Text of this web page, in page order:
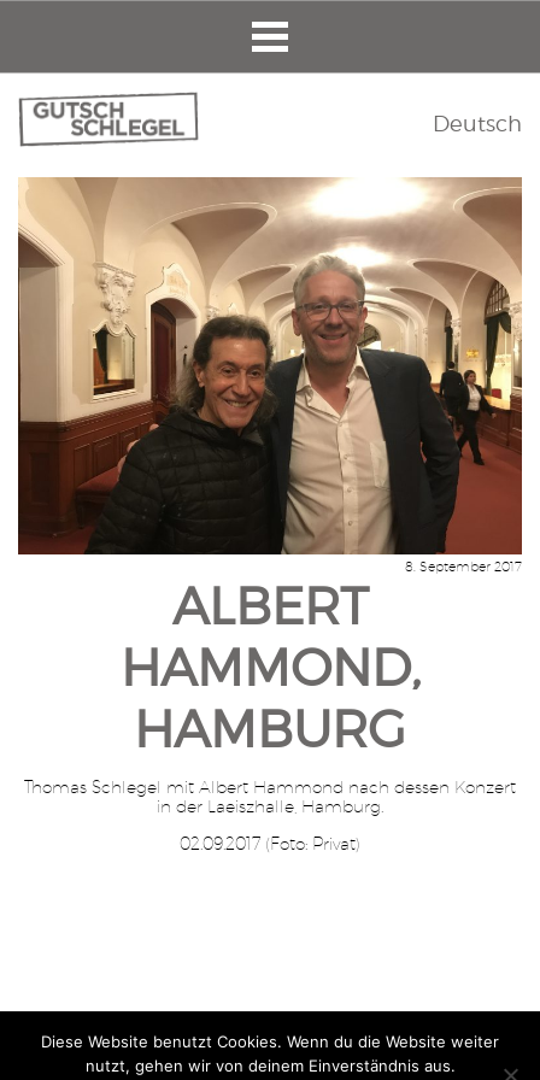
Deutsch
8. September 2017
ALBERT
HAMMOND,
HAMBURG
Thomas Schlegel mit Albert Hammond nach dessen Konzert
in der Laeiszhalle, Hamburg.
02.09.2017 (Foto: Privat)
Impressum Jobs Datenschutz
| Gutsch & Schlegel
Rechtsanwälte – © 2026
Diese Website benutzt Cookies. Wenn du die Website weiter
nutzt, gehen wir von deinem Einverständnis aus.